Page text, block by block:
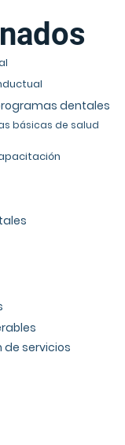
dentales
básicas de salud
de servicios